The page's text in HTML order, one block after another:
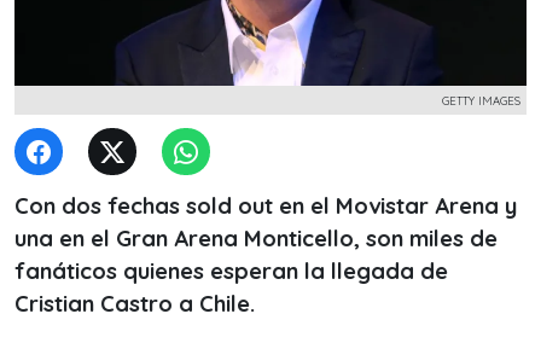
GETTY IMAGES
Con dos fechas sold out en el Movistar Arena y
una en el Gran Arena Monticello, son miles de
fanáticos quienes esperan la llegada de
Cristian Castro a Chile.